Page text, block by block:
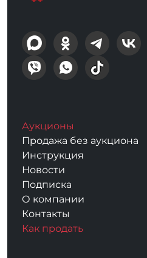
Аукционы
Продажа без аукциона
Инструкция
Новости
Подписка
О компании
Контакты
Как продать